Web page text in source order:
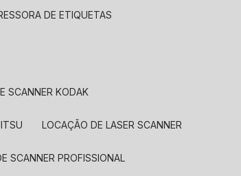
DE ETIQUETAS
SCANNER KODAK
LOCAÇÃO DE LASER SCANNER
SCANNER PROFISSIONAL